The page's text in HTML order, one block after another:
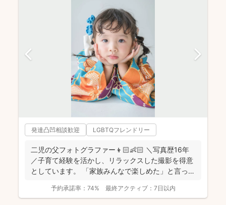
発達凸凹相談歓迎 LGBTQフレンドリー
二児の父フォトグラファー👦🏻👶🏻 ＼写真歴16年
／子育て経験を活かし、リラックスした撮影を得意
としています。 「家族みんなで楽しめた」と言って
予約承諾率： 74% 最終アクティブ： 7日以内